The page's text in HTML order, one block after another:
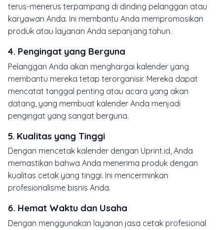
terus-menerus terpampang di dinding pelanggan atau
karyawan Anda. Ini membantu Anda mempromosikan
produk atau layanan Anda sepanjang tahun.
4. Pengingat yang Berguna
Pelanggan Anda akan menghargai kalender yang
membantu mereka tetap terorganisir. Mereka dapat
mencatat tanggal penting atau acara yang akan
datang, yang membuat kalender Anda menjadi
pengingat yang sangat berguna.
5. Kualitas yang Tinggi
Dengan mencetak kalender dengan Uprint.id, Anda
memastikan bahwa Anda menerima produk dengan
kualitas cetak yang tinggi. Ini mencerminkan
profesionalisme bisnis Anda.
6. Hemat Waktu dan Usaha
Dengan menggunakan layanan jasa cetak profesional